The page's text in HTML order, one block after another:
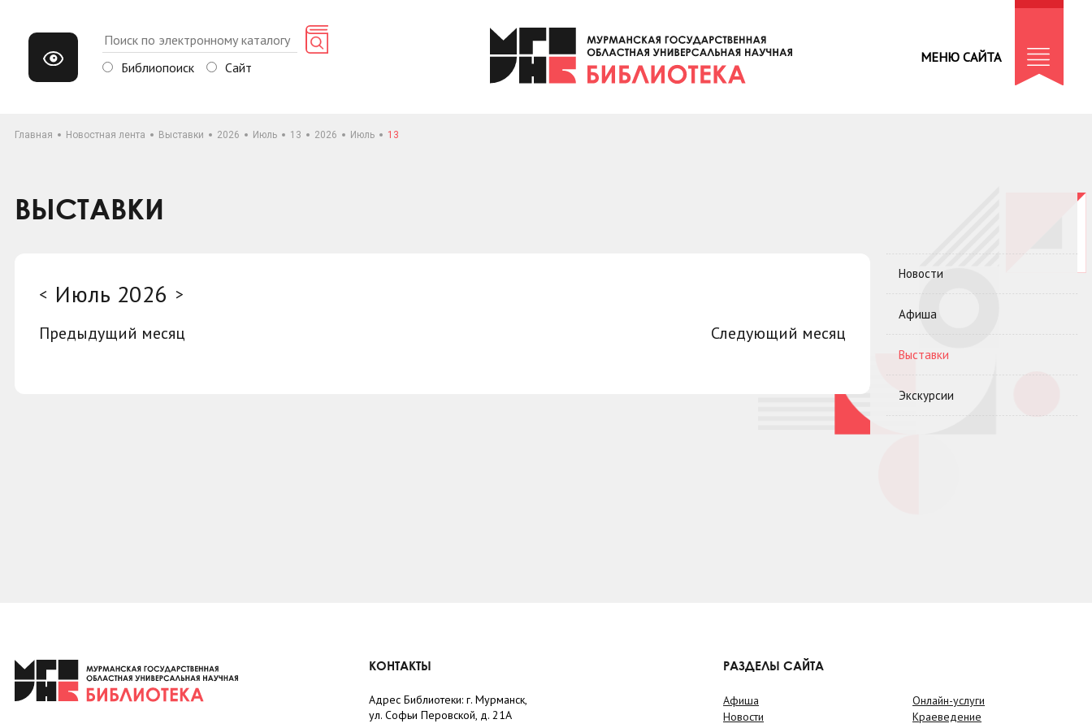
Библиопоиск Сайт
МЕНЮ САЙТА
Главная Новостная лента Выставки 2026 Июль 13 2026 Июль 13
ВЫСТАВКИ
< Июль 2026 >
Предыдущий месяц
Следующий месяц
Новости
Афиша
Выставки
Экскурсии
КОНТАКТЫ
Адрес Библиотеки: г. Мурманск,
ул. Софьи Перовской, д. 21А
РАЗДЕЛЫ САЙТА
Афиша
Новости
Онлайн-услуги
Краеведение